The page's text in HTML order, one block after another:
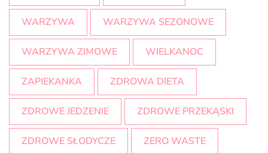
WARZYWA WARZYWA SEZONOWE
WARZYWA ZIMOWE WIELKANOC
ZAPIEKANKA ZDROWA DIETA
ZDROWE JEDZENIE ZDROWE PRZEKĄSKI
ZDROWE SŁODYCZE ZERO WASTE